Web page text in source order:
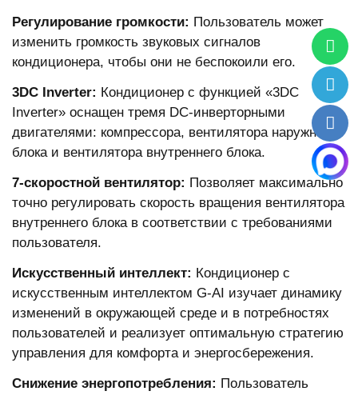
Регулирование громкости: Пользователь может
изменить громкость звуковых сигналов
кондиционера, чтобы они не беспокоили его.
3DC Inverter: Кондиционер с функцией «3DC
Inverter» оснащен тремя DC-инверторными
двигателями: компрессора, вентилятора наружного
блока и вентилятора внутреннего блока.
7-скоростной вентилятор: Позволяет максимально
точно регулировать скорость вращения вентилятора
внутреннего блока в соответствии с требованиями
пользователя.
Искусственный интеллект: Кондиционер с
искусственным интеллектом G-AI изучает динамику
изменений в окружающей среде и в потребностях
пользователей и реализует оптимальную стратегию
управления для комфорта и энергосбережения.
Снижение энергопотребления: Пользователь